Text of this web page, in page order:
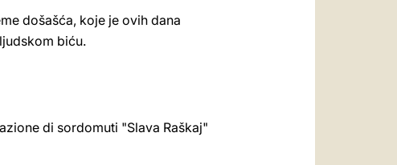
došašća, koje je ovih dana
biću.
di sordomuti "Slava Raškaj"